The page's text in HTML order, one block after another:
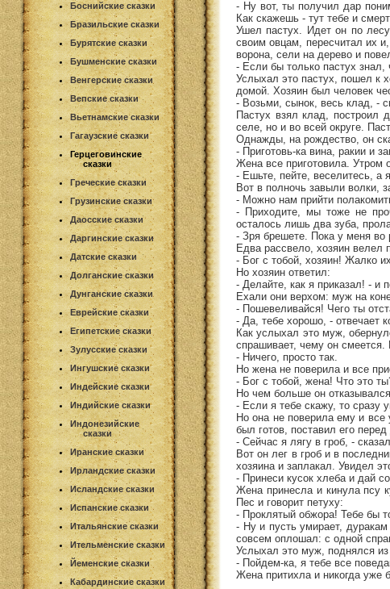
Боснийские сказки
Бразильские сказки
Бурятские сказки
Бушменские сказки
Венгерские сказки
Вепские сказки
Вьетнамские сказки
Гагаузские сказки
Герцеговинские
сказки
Греческие сказки
Грузинские сказки
Даосские сказки
Даргинские сказки
Датские сказки
Долганские сказки
Дунганские сказки
Еврейские сказки
Египетские сказки
Зулусские сказки
Ингушские сказки
Индейские сказки
Индийские сказки
Индонезийские
сказки
Иранские сказки
Ирландские сказки
Исландские сказки
Испанские сказки
Итальянские сказки
Ительменские сказки
Йеменские сказки
Кабардинские сказки
- Ну вот, ты получил дар
Как скажешь - тут тебе и
Ушел пастух. Идет он по
своим овцам, пересчитал их
ворона, сели на дерево и
- Если бы только пастух знал,
Услыхал это пастух, пошел к
домой. Хозяин был человек
- Возьми, сынок, весь клад, -
Пастух взял клад,
селе, но и во всей округе.
Однажды, на рождество, он
- Приготовь-ка вина, ракии и
Жена все приготовила. Утром
- Ешьте, пейте, веселитесь, а
Вот в полночь завыли волки,
- Можно нам прийти
- Приходите, мы тоже не
осталось лишь два зуба,
- Зря брешете. Пока у меня во
Едва рассвело, хозяин велел
- Бог с тобой, хозяин! Жалко
Но хозяин ответил:
- Делайте, как я приказал! - и
Ехали они верхом: муж на
- Пошевеливайся! Чего ты
- Да, тебе хорошо, - отвечает
Как услыхал это муж,
спрашивает, чему он смеется.
- Ничего, просто так.
Но жена не поверила и все
- Бог с тобой, жена! Что это
Но чем больше он
- Если я тебе скажу, то сразу
Но она не поверила ему и
был готов, поставил его перед
- Сейчас я лягу в гроб, -
Вот он лег в гроб и в
хозяина и заплакал. Увидел
- Принеси кусок хлеба и дай
Жена принесла и кинула псу
Пес и говорит петуху:
- Проклятый обжора! Тебе бы
- Ну и пусть умирает,
совсем оплошал: с одной
Услыхал это муж, поднялся
- Пойдем-ка, я тебе все
Жена притихла и никогда уже